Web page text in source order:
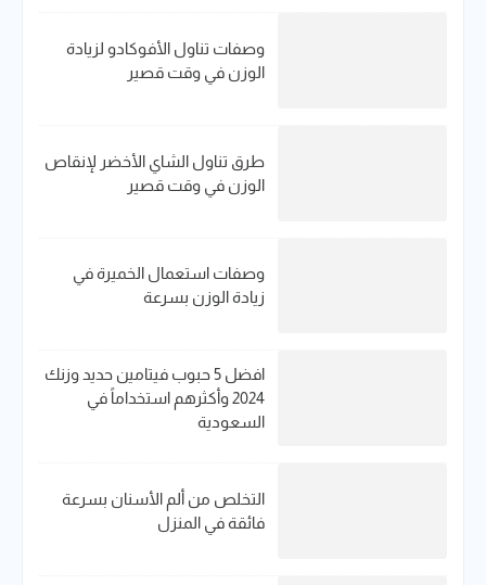
وصفات تناول الأفوكادو لزيادة
الوزن في وقت قصير
طرق تناول الشاي الأخضر لإنقاص
الوزن في وقت قصير
وصفات استعمال الخميرة في
زيادة الوزن بسرعة
افضل 5 حبوب فيتامين حديد​ وزنك
2024 وأكثرهم استخداماً في
السعودية
التخلص من ألم الأسنان بسرعة
فائقة في المنزل